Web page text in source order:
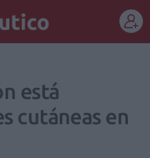
está
cutáneas en